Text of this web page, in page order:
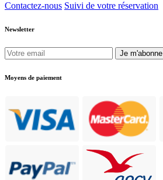
Contactez-nous Suivi de votre réservation
Newsletter
Je m'abonne
Moyens de paiement